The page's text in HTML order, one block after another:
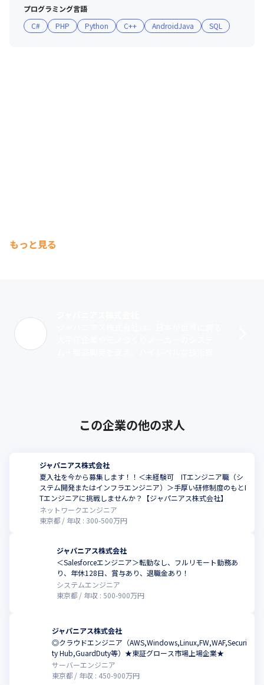
プログラミング言語
C#
PHP Python C++ AndroidJava SQL
もっと見る
この企業の他の求人
ジャパニアス株式会社
夏入社を今から募集します！！＜未経験可 ITエンジニア職（シ
ステム開発またはインフラエンジニア）＞手厚い研修制度のもとI
Tエンジニアに挑戦しませんか？【ジャパニアス株式会社】
ネットワークエンジニア
東京都
年収 : 300-500万円
ジャパニアス株式会社
＜Salesforceエンジニア＞転勤なし、フルリモート勤務あ
り、年休128日、賞与あり、退職金あり！
システムエンジニア
東京都
年収 : 500-900万円
ジャパニアス株式会社
◎クラウドエンジニア（AWS,Windows,Linux,FW,WAF,Securi
ty Hub,GuardDuty等）★東証グロース市場上場企業★
サーバーエンジニア
東京都
年収 : 450-900万円